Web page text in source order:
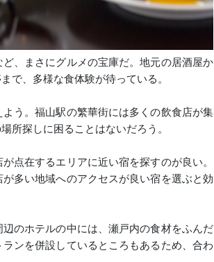
、まさにグルメの宝庫だ。地元の居酒屋か
で、多様な食体験が待っている。
う。福山駅の繁華街には多くの飲食店が集
所探しに困ることはないだろう。
点在するエリアに近い宿を探すのが良い。
多い地域へのアクセスが良い宿を選ぶと効
のホテルの中には、瀬戸内の食材をふんだ
ンを併設しているところもあるため、合わ